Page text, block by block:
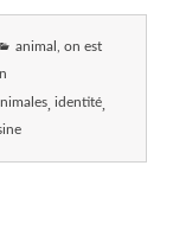
animal, on est
identité